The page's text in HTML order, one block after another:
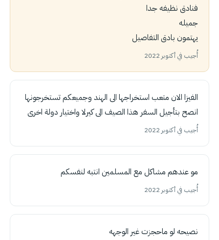
فنادق نظيفه جدا
جميله
يهتمون بادق التفاصيل
أُجيب في أكتوبر 2022
الفيزا الان متعب استخراجها الى الهند وجميعكم تستخرجونها
انصح بتأجيل السفر هذا الصيف الى كيرلا واختيار دولة اخرى
أُجيب في أكتوبر 2022
مو عندهم مشاكل مع المسلمين انتبه لنفسكم
أُجيب في أكتوبر 2022
نصيحه لو ماحجزت غير الوجهه